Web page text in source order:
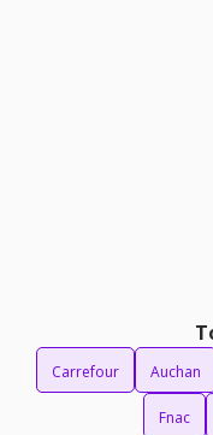
Carrefour Auchan
Fnac